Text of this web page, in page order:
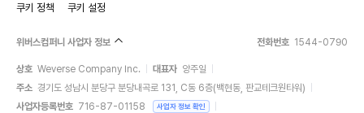
쿠키 정책
쿠키 설정
위버스컴퍼니 사업자 정보 전화번호 1544-0790
상호 Weverse Company Inc. 대표자 양주일
주소 경기도 성남시 분당구 분당내곡로 131, C동 6층(백현동, 판교테크원타워)
사업자등록번호 716-87-01158 사업자 정보 확인